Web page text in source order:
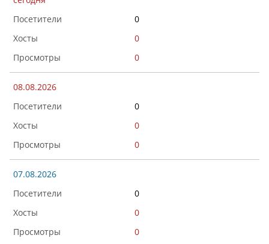
0
0
0
08.08.2026
0
0
0
07.08.2026
0
0
0